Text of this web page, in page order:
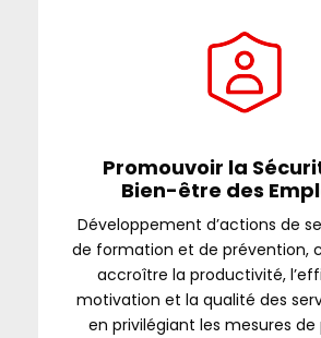
Promouvoir la
Bien-être des
Développement d’actions de
de formation et de prévention,
accroître la productivité,
motivation et la qualité des
en privilégiant les mesures